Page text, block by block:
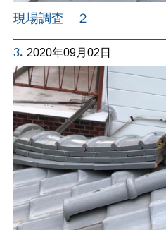
現場調査 ２
3. 2020年09月02日